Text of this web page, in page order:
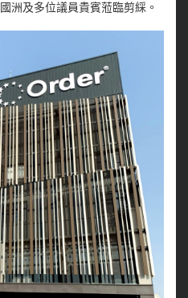
洲及多位議員貴賓蒞臨剪綵。